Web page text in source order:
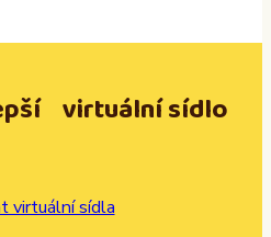
virtuální sídlo
virtuální sídla